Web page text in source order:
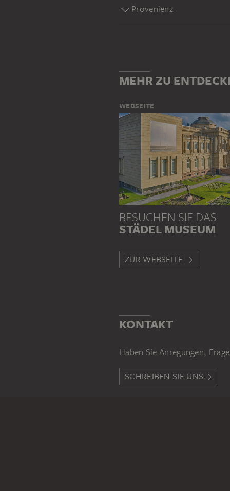
Provenienz
MEHR ZU
WEBSEITE
BESUCHEN SIE DAS
STÄDEL MUSEUM
ZUR WEBSEITE
KONTAKT
Haben Sie Anregungen,
SCHREIBEN SIE UNS